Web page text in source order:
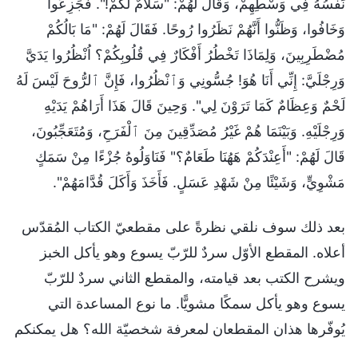
وَخَافُوا، وَظَنُّوا أَنَّهُمْ نَظَرُوا رُوحًا. فَقَالَ لَهُمْ: "مَا بَالُكُمْ
مُضْطَرِبِينَ، وَلِمَاذَا تَخْطُرُ أَفْكَارٌ فِي قُلُوبِكُمْ؟ اُنْظُرُوا يَدَيَّ
وَرِجْلَيَّ: إِنِّي أَنَا هُوَ! جُسُّونِي وَٱنْظُرُوا، فَإِنَّ ٱلرُّوحَ لَيْسَ لَهُ
لَحْمٌ وَعِظَامٌ كَمَا تَرَوْنَ لِي". وَحِينَ قَالَ هَذَا أَرَاهُمْ يَدَيْهِ
وَرِجْلَيْهِ. وَبَيْنَمَا هُمْ غَيْرُ مُصَدِّقِينَ مِنَ ٱلْفَرَحِ، وَمُتَعَجِّبُونَ،
قَالَ لَهُمْ: "أَعِنْدَكُمْ هَهُنَا طَعَامٌ؟" فَنَاوَلُوهُ جُزْءًا مِنْ سَمَكٍ
مَشْوِيٍّ، وَشَيْئًا مِنْ شَهْدِ عَسَلٍ. فَأَخَذَ وَأَكَلَ قُدَّامَهُمْ".
بعد ذلك سوف نلقي نظرةً على مقطعيّ الكتاب المُقدّس
أعلاه. المقطع الأوّل سردٌ للرّبّ يسوع وهو يأكل الخبز
ويشرح الكتب بعد قيامته، والمقطع الثاني سردٌ للرّبّ
يسوع وهو يأكل سمكًا مشويًّا. ما نوع المساعدة التي
يُوفّرها هذان المقطعان لمعرفة شخصيّة الله؟ هل يمكنكم